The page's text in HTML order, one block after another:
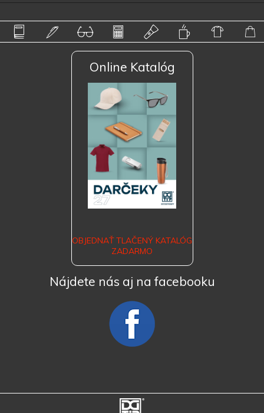
Online Katalóg
OBJEDNAŤ TLAČENÝ KATALÓG
ZADARMO
Nájdete nás aj na facebooku